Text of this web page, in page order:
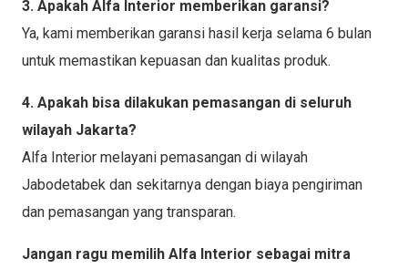
3. Apakah Alfa Interior memberikan garansi?
Ya, kami memberikan garansi hasil kerja selama 6 bulan
untuk memastikan kepuasan dan kualitas produk.
4. Apakah bisa dilakukan pemasangan di seluruh
wilayah Jakarta?
Alfa Interior melayani pemasangan di wilayah
Jabodetabek dan sekitarnya dengan biaya pengiriman
dan pemasangan yang transparan.
Jangan ragu memilih Alfa Interior sebagai mitra